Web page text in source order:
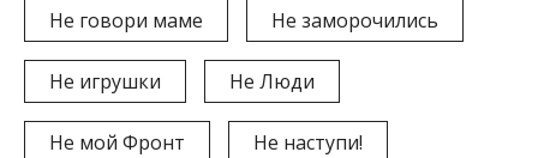
Не говори маме Не заморочились
Не игрушки Не Люди
Не мой Фронт Не наступи!